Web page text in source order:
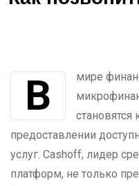
В мире финансовых технологий
предоставлении
услуг. Cashoff, лидер
платформ, не только